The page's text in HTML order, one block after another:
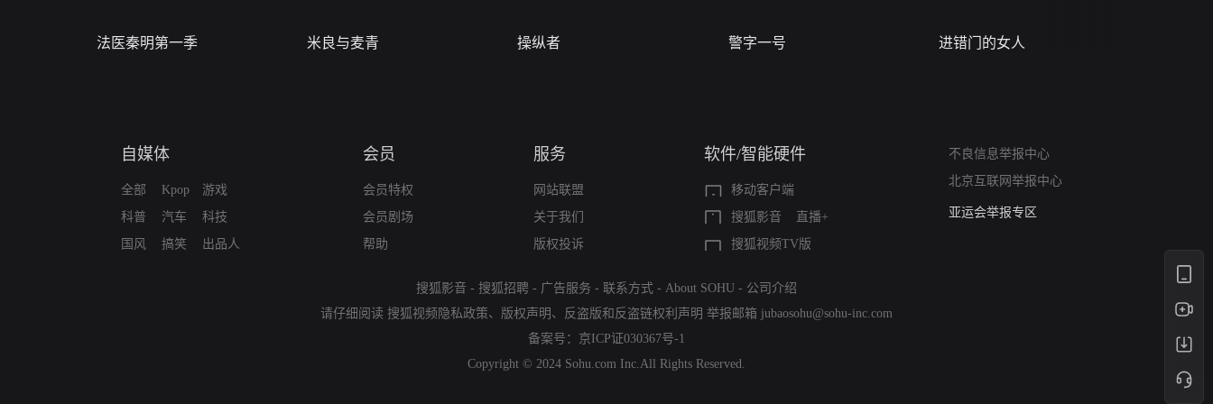
法医秦明第一季 米良与麦青 操纵者 警字一号 进错门的女人
自媒体
全部
科普
国风
Kpop
汽车
搞笑
游戏
科技
出品人
会员
会员特权
会员剧场
帮助
服务
网站联盟
关于我们
版权投诉
软件/智能硬件
移动客户端
搜狐影音
直播+
搜狐视频TV版
不良信息举报中心
北京互联网举报中心
算法推荐专项举报
亚运会举报专区
搜狐影音 - 搜狐招聘 - 广告服务 - 联系方式 - About SOHU - 公司介绍
请仔细阅读 搜狐视频隐私政策、 版权声明 、 反盗版和反盗链权利声明 举报邮箱 jubaosohu@sohu-inc.com
备案号： 京ICP证030367号-1
Copyright © 2024 Sohu.com Inc.All Rights Reserved.